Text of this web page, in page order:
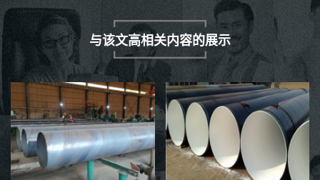
与该文高相关内容的展示